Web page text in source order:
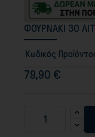
ΦΟΥΡΝΑΚΙ 30
Κωδικός
79,90 €